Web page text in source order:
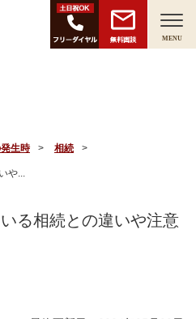
無料面談 MENU
生時 相続
や...
る相続との違いや注意